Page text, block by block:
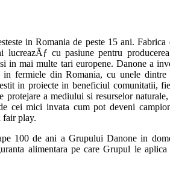
in Romania de peste 15 ani. Fabrica
lucreazÄƒ cu pasiune pentru
mai multe tari europene. Danone a
fermiele din Romania, cu unele dintre
in proiecte in beneficiul comunitatii,
protejare a mediului si resurselor
cei mici invata cum pot deveni
fair play.
100 de ani a Grupului Danone in
alimentara pe care Grupul le